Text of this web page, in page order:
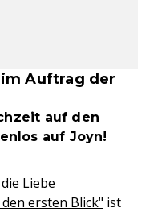
Auftrag der
auf den
auf Joyn!
Liebe
ersten Blick" ist